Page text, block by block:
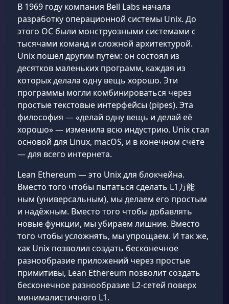
В 1969 году компания Bell Labs начала
разработку операционной системы Unix. До
этого ОС были монструозными системами с
тысячами команд и сложной архитектурой.
Unix пошёл другим путём: он состоял из
десятков маленьких программ, каждая из
которых делала одну вещь хорошо. Эти
программы могли комбинироваться через
простые текстовые интерфейсы (pipes). Эта
философия — «делай одну вещь и делай её
хорошо» — изменила всю индустрию. Unix стал
основой для Linux, macOS, и в конечном счёте
— для всего интернета.
Lean Ethereum — это Unix для блокчейна.
Вместо того чтобы пытаться сделать L1万能
ным (универсальным), мы делаем его простым
и надёжным. Вместо того чтобы добавлять
новые функции, мы убираем лишние. Вместо
того чтобы усложнять, мы упрощаем. И так же,
как Unix позволил создать бесконечное
разнообразие приложений через простые
примитивы, Lean Ethereum позволит создать
бесконечное разнообразие L2-сетей поверх
минималистичного L1.